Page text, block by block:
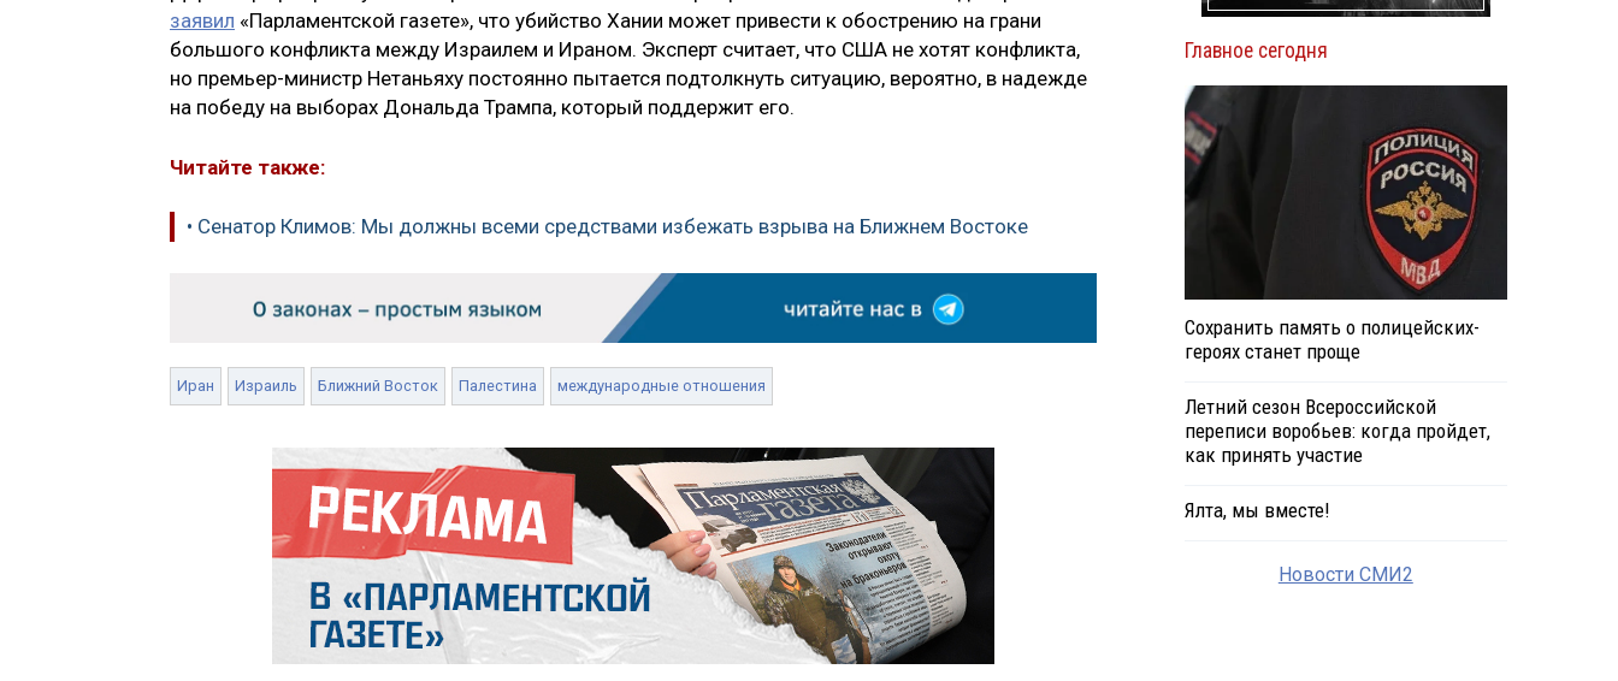
заявил «Парламентской газете», что убийство Хании может привести к обострению на грани
большого конфликта между Израилем и Ираном. Эксперт считает, что США не хотят конфликта,
но премьер-министр Нетаньяху постоянно пытается подтолкнуть ситуацию, вероятно, в надежде
на победу на выборах Дональда Трампа, который поддержит его.
Читайте также:
• Сенатор Климов: Мы должны всеми средствами избежать взрыва на Ближнем Востоке
Иран Израиль Ближний Восток Палестина международные отношения
Главное сегодня
Сохранить память о полицейских-
героях станет проще
Летний сезон Всероссийской
переписи воробьев: когда пройдет,
как принять участие
Ялта, мы вместе!
Новости СМИ2